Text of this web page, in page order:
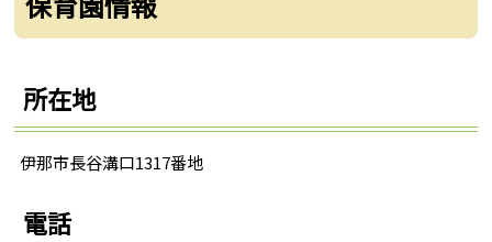
所在地
伊那市長谷溝口1317番地
電話